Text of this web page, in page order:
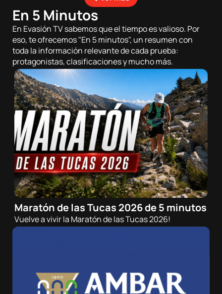
En 5 Minutos
En Evasión TV sabemos que el tiempo es valioso. Por
eso, te ofrecemos "En 5 minutos", un resumen con
toda la información relevante de cada prueba:
protagonistas, clasificaciones y mucho más.
25/07/2026 - 20:00h
Ciclismo
Maratón de las Tucas 2026 de 5 minutos
Vuelve a vivir la Maratón de las Tucas 2026!